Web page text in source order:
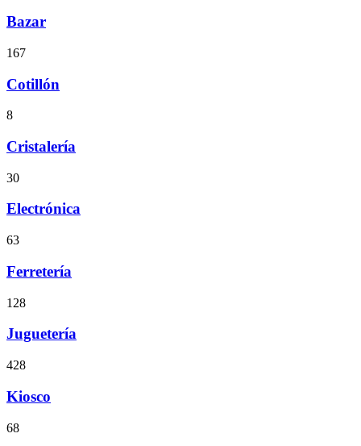
Bazar
167
Cotillón
8
Cristalería
30
Electrónica
63
Ferretería
128
Juguetería
428
Kiosco
68